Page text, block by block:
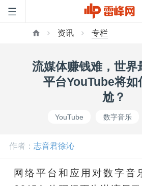
网
资讯 专栏
流媒体赚钱难，世界
平台YouTube将如
尬？
YouTube 数字音乐
作者： 志音君徐沁
网络平台和应用对数字音